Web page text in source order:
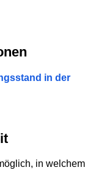
in der
in welchem